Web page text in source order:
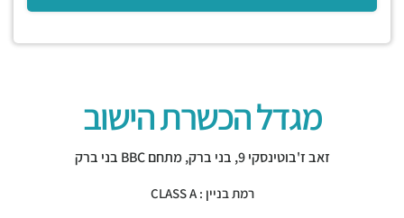
מגדל הכשרת הישוב
זאב ז'בוטינסקי 9, בני ברק,מתחם BBC בני ברק
רמת בניין : CLASS A